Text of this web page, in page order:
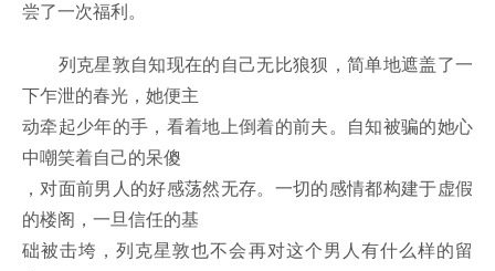
尝了一次福利。
列克星敦自知现在的自己无比狼狈，简单地遮盖了一
下乍泄的春光，她便主
动牵起少年的手，看着地上倒着的前夫。自知被骗的她心
中嘲笑着自己的呆傻
，对面前男人的好感荡然无存。一切的感情都构建于虚假
的楼阁，一旦信任的基
础被击垮，列克星敦也不会再对这个男人有什么样的留